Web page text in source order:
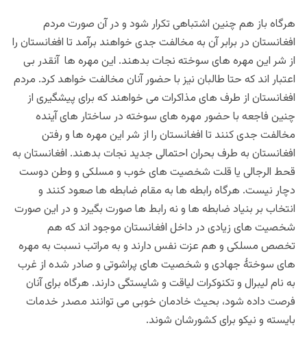
هرگاه باز هم چنین اشتباهی تکرار شود و در آن صورت مردم
افغانستان در برابر آن به مخالفت جدی خواهند برآمد تا افغانستان را
از شر این مهره های سوخته نجات بدهند. این مهره ها آنقدر بی
اعتبار اند که حتا طالبان نیز با حضور آنان مخالفت خواهد کرد. مردم
افغانستان از طرف های مذاکرات می خواهند که برای پیشگیری از
چنین فاجعه با حضور مهره های سوخته در ساختار های آینده
مخالفت جدی کنند تا افغانستان را از شر این مهره ها و رفتن
افغانستان به طرف بحران احتمالی جدید نجات بدهند. افغانستان به
قحط الرجالی یا قلت شخصیت های خوب و مسلکی و وطن دوست
دچار نیست. هرگاه رابطه ها به مقام ضابطه ها صعود کنند و
انتخاب بر بنیاد ضابطه ها و نه رابط ها صورت بگیرد و در این صورت
شخصیت های زیادی در داخل افغانستان موجود اند که هم
تخصص مسلکی و هم عزت نفس دارند و به مراتب نسبت به مهره
های سوختۀ جهادی و شخصیت های پراشوتی و صادر شده از غرب
به نام لیبرال و تکنوکرات لیاقت و شایستگی دارند. هرگاه برای آنان
فرصت داده شود، بحیث خادمان خوبی می توانند مصدر خدمات
بایسته و نیکو برای کشورشان شوند.